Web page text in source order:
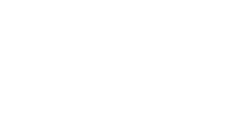
terasa s lehátky a slunečníky zdarma, osušky